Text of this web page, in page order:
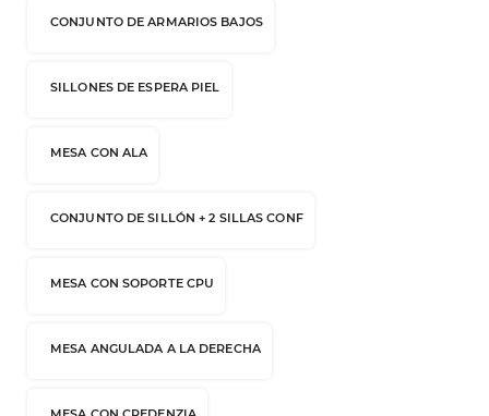
CONJUNTO DE ARMARIOS BAJOS
SILLONES DE ESPERA PIEL
MESA CON ALA
CONJUNTO DE SILLÓN + 2 SILLAS CONF
MESA CON SOPORTE CPU
MESA ANGULADA A LA DERECHA